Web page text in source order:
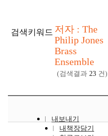
검색키워드 저자 : The
Philip Jones
Brass
Ensemble
(검색결과 23 건)
내보내기
내책장담기